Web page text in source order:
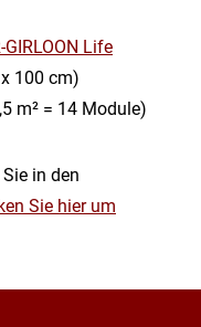
GIRLOON Life
100 cm)
m² = 14 Module)
in den
Sie hier um